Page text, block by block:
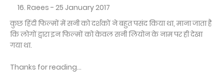
Raees - 25 January 2017
कुछ हिंदी फिल्मों में सनी को दर्शकों ने बहुत पसंद किया था, माना जाता है
कि लोगों द्वारा इन फिल्मों को केवल सनी लियोन के नाम पर ही देखा
गया था.
Thanks for reading...